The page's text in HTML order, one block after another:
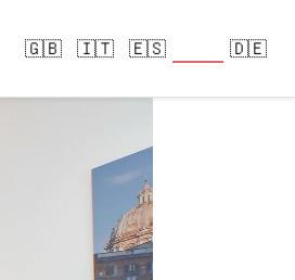
🇬🇧 🇮🇹 🇪🇸 🇩🇪